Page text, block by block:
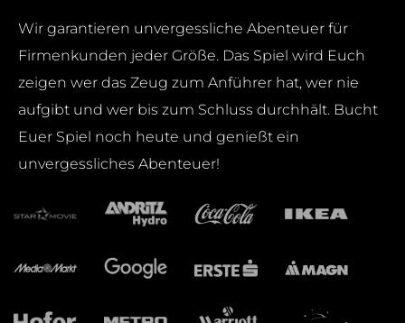
Wir garantieren unvergessliche Abenteuer für
Firmenkunden jeder Größe. Das Spiel wird Euch
zeigen wer das Zeug zum Anführer hat, wer nie
aufgibt und wer bis zum Schluss durchhält. Bucht
Euer Spiel noch heute und genießt ein
unvergessliches Abenteuer!